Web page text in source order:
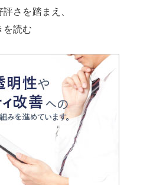
さを踏まえ、
読む